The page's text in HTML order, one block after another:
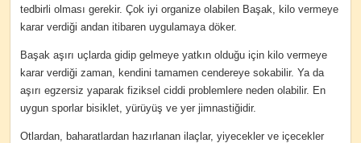
tedbirli olması gerekir. Çok iyi organize olabilen Başak, kilo vermeye
karar verdiği andan itibaren uygulamaya döker.
Başak aşırı uçlarda gidip gelmeye yatkın olduğu için kilo vermeye
karar verdiği zaman, kendini tamamen cendereye sokabilir. Ya da
aşırı egzersiz yaparak fiziksel ciddi problemlere neden olabilir. En
uygun sporlar bisiklet, yürüyüş ve yer jimnastiğidir.
Otlardan, baharatlardan hazırlanan ilaçlar, yiyecekler ve içecekler